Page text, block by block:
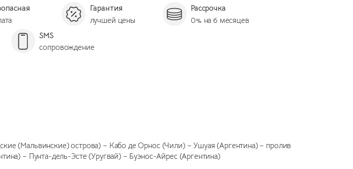
Гарантия
лучшей цены
Рассрочка
0% на 6 месяцев
SMS
сопровождение
(Мальвинские) острова) – Кабо де Орнос (Чили) – Ушуая (Аргентина) – пролив
– Пунта-дель-Эсте (Уругвай) – Буэнос-Айрес (Аргентина)